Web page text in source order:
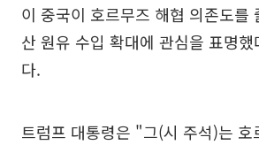
이 중국이 호르무즈 해협 의존도를
산 원유 수입 확대에 관심을 표명
다.
트럼프 대통령은 "그(시 주석)는 호